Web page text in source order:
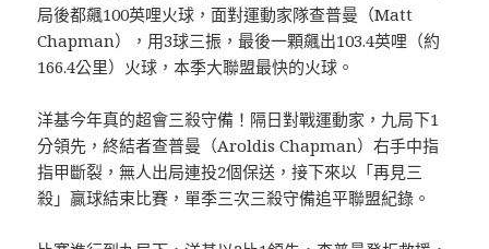
局後都飆100英哩火球，面對運動家隊查普曼（Matt
Chapman），用3球三振，最後一顆飆出103.4英哩（約
166.4公里）火球，本季大聯盟最快的火球。
洋基今年真的超會三殺守備！隔日對戰運動家，九局下1
分領先，終結者查普曼（Aroldis Chapman）右手中指
指甲斷裂，無人出局連投2個保送，接下來以「再見三
殺」贏球結束比賽，單季三次三殺守備追平聯盟紀錄。